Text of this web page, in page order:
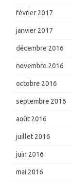
février 2017
janvier 2017
décembre 2016
novembre 2016
octobre 2016
septembre 2016
août 2016
juillet 2016
juin 2016
mai 2016